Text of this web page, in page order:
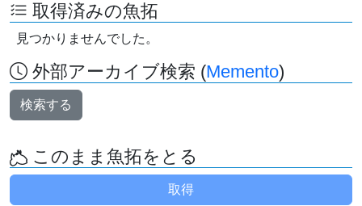
取得済みの魚拓
見つかりませんでした。
外部アーカイブ検索 (Memento)
検索する
このまま魚拓をとる